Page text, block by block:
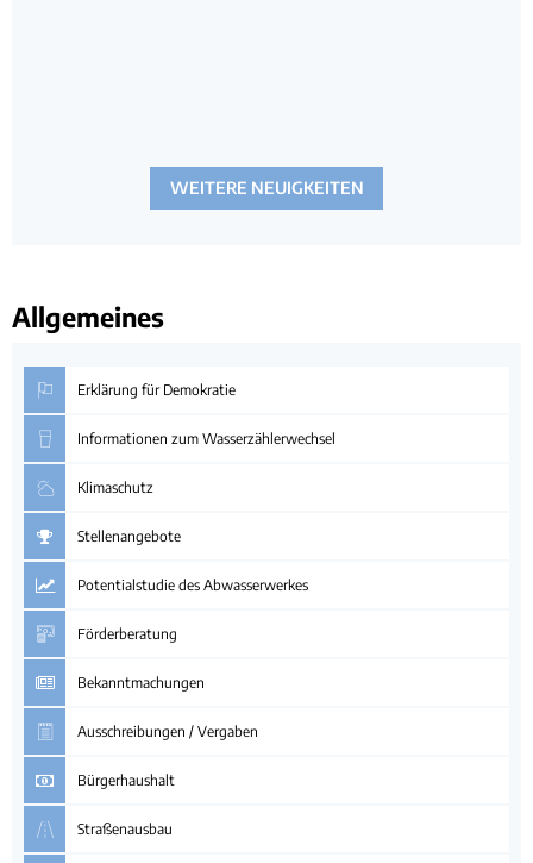
WEITERE NEUIGKEITEN
Allgemeines
Erklärung für Demokratie
Informationen zum Wasserzählerwechsel
Klimaschutz
Stellenangebote
Potentialstudie des Abwasserwerkes
Förderberatung
Bekanntmachungen
Ausschreibungen / Vergaben
Bürgerhaushalt
Straßenausbau